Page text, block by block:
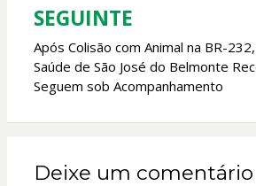
SEGUINTE
Após Colisão com Animal na BR-
Saúde de São José do Belmonte
Seguem sob Acompanhamento
Deixe um comentário